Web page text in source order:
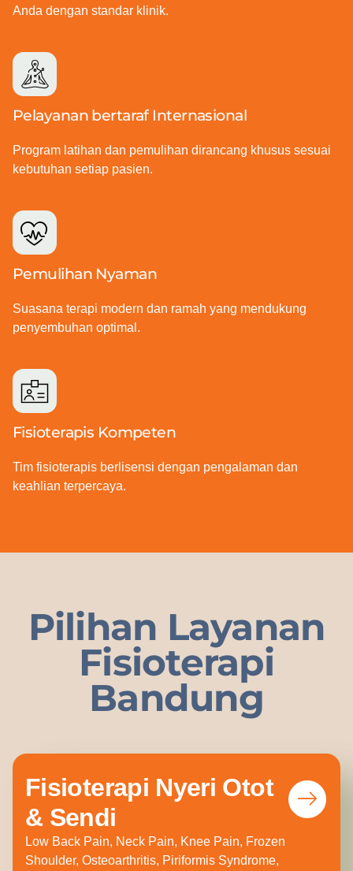
Anda dengan standar klinik.
Pelayanan bertaraf Internasional
Program latihan dan pemulihan dirancang khusus sesuai
kebutuhan setiap pasien.
Pemulihan Nyaman
Suasana terapi modern dan ramah yang mendukung
penyembuhan optimal.
Fisioterapis Kompeten
Tim fisioterapis berlisensi dengan pengalaman dan
keahlian terpercaya.
Pilihan Layanan
Fisioterapi
Bandung
Fisioterapi Nyeri Otot
& Sendi
Low Back Pain, Neck Pain, Knee Pain, Frozen
Shoulder, Osteoarthritis, Piriformis Syndrome,